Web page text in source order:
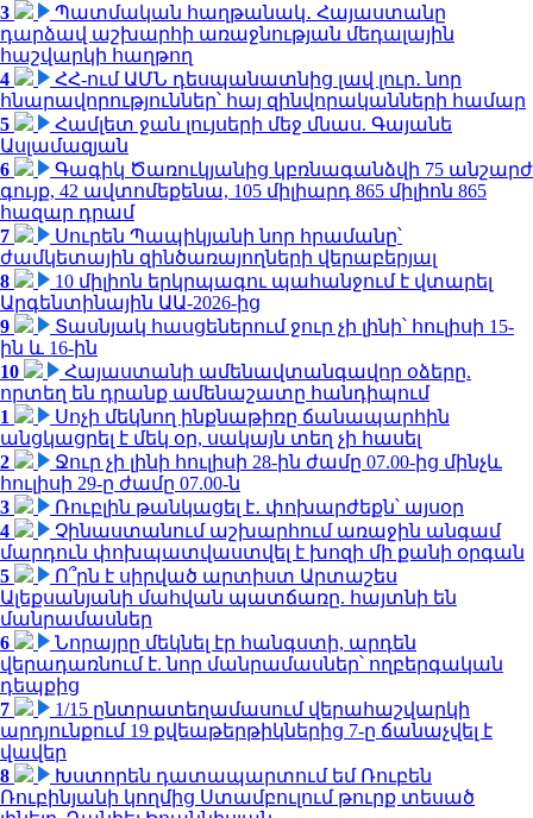
3
Պատմական հաղթանակ․ Հայաստանը
դարձավ աշխարհի առաջնության մեդալային
հաշվարկի հաղթող
4
ՀՀ-ում ԱՄՆ դեսպանատնից լավ լուր․ նոր
հնարավորություններ՝ հայ զինվորականների համար
5
Համլետ ջան լույսերի մեջ մնաս. Գայանե
Ասլամազյան
6
Գագիկ Ծառուկյանից կբռնագանձվի 75 անշարժ
գույք, 42 ավտոմեքենա, 105 միլիարդ 865 միլիոն 865
հազար դրամ
7
Սուրեն Պապիկյանի նոր հրամանը՝
ժամկետային զինծառայողների վերաբերյալ
8
10 միլիոն երկրպագու պահանջում է վտարել
Արգենտինային ԱԱ-2026-ից
9
Տասնյակ հասցեներում ջուր չի լինի՝ հուլիսի 15-
ին և 16-ին
10
Հայաստանի ամենավտանգավոր օձերը.
որտեղ են դրանք ամենաշատը հանդիպում
1
Սոչի մեկնող ինքնաթիռը ճանապարհին
անցկացրել է մեկ օր, սակայն տեղ չի հասել
2
Ջուր չի լինի հուլիսի 28-ին ժամը 07.00-ից մինչև
հուլիսի 29-ը ժամը 07.00-ն
3
Ռուբլին թանկացել է․ փոխարժեքն՝ այսօր
4
Չինաստանում աշխարհում առաջին անգամ
մարդուն փոխպատվաստվել է խոզի մի քանի օրգան
5
Ո՞րն է սիրված արտիստ Արտաշես
Ալեքսանյանի մահվան պատճառը. հայտնի են
մանրամասներ
6
Նորայրը մեկնել էր հանգստի, արդեն
վերադառնում է. նոր մանրամասներ՝ ողբերգական
դեպքից
7
1/15 ընտրատեղամասում վերահաշվարկի
արդյունքում 19 քվեաթերթիկներից 7-ը ճանաչվել է
վավեր
8
Խստորեն դատապարտում եմ Ռուբեն
Ռուբինյանի կողմից Ստամբուլում թուրք տեսած